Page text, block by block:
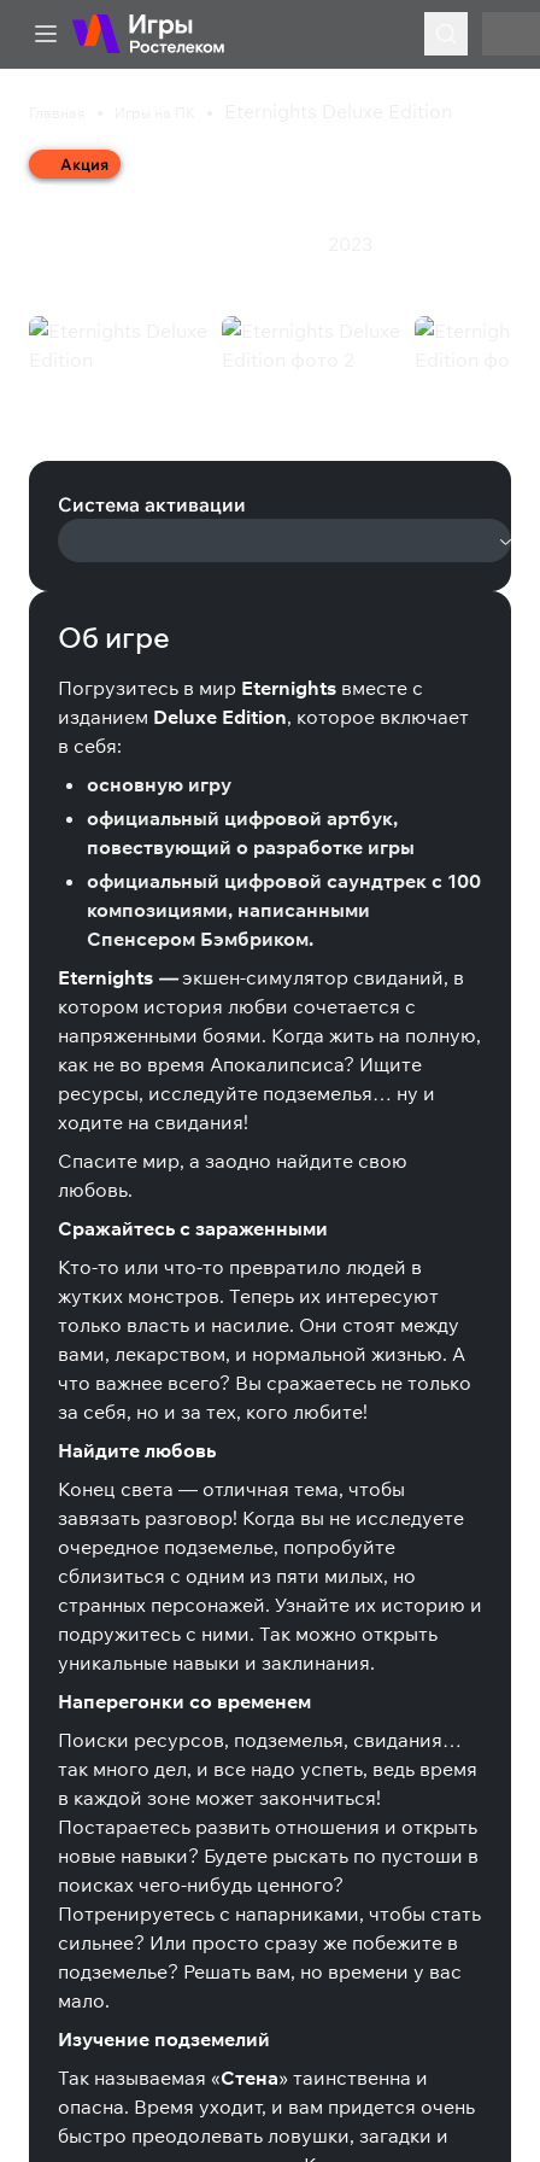
Акция
Eternights Deluxe Edition
Система активации
Об игре
Погрузитесь в мир Eternights вместе с
изданием Deluxe Edition, которое включает
в себя:
основную игру
официальный цифровой артбук,
повествующий о разработке игры
официальный цифровой саундтрек с 100
композициями, написанными
Спенсером Бэмбриком.
Eternights —экшен-симулятор свиданий, в
котором история любви сочетается с
напряженными боями. Когда жить на полную,
как не во время Апокалипсиса? Ищите
ресурсы, исследуйте подземелья… ну и
ходите на свидания!
Спасите мир, а заодно найдите свою
любовь.
Сражайтесь с зараженными
Кто-то или что-то превратило людей в
жутких монстров. Теперь их интересуют
только власть и насилие. Они стоят между
вами, лекарством, и нормальной жизнью. А
что важнее всего? Вы сражаетесь не только
за себя, но и за тех, кого любите!
Найдите любовь
Конец света — отличная тема, чтобы
завязать разговор! Когда вы не исследуете
очередное подземелье, попробуйте
сблизиться с одним из пяти милых, но
странных персонажей. Узнайте их историю и
подружитесь с ними. Так можно открыть
уникальные навыки и заклинания.
Наперегонки со временем
Поиски ресурсов, подземелья, свидания…
так много дел, и все надо успеть, ведь время
в каждой зоне может закончиться!
Постараетесь развить отношения и открыть
новые навыки? Будете рыскать по пустоши в
поисках чего-нибудь ценного?
Потренируетесь с напарниками, чтобы стать
сильнее? Или просто сразу же побежите в
подземелье? Решать вам, но времени у вас
мало.
Изучение подземелий
Так называемая «Стена» таинственна и
опасна. Время уходит, и вам придется очень
быстро преодолевать ловушки, загадки и